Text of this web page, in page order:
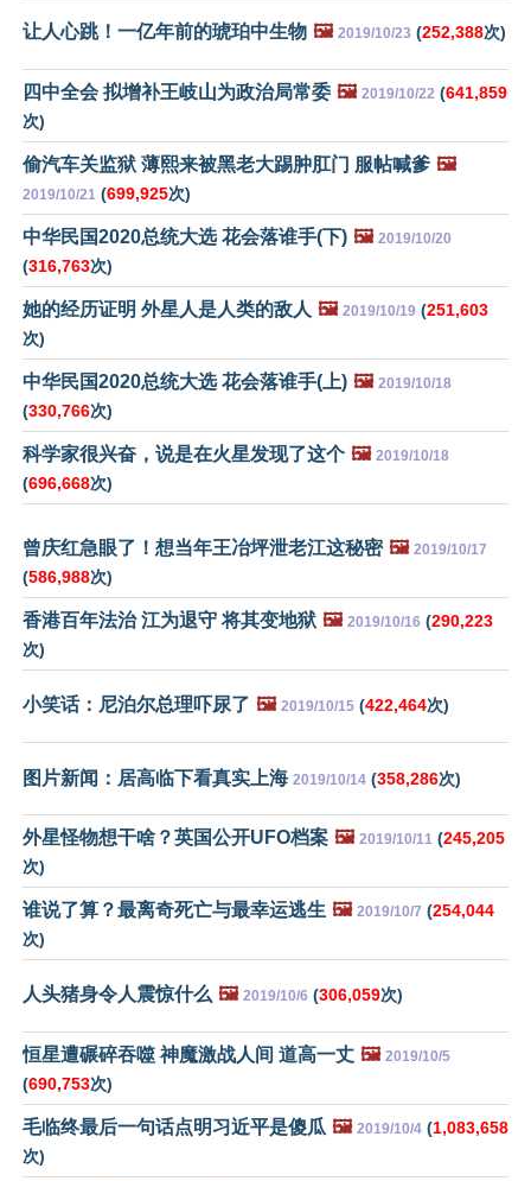
让人心跳！一亿年前的琥珀中生物 🖼️ 2019/10/23 (252,388次)
四中全会 拟增补王岐山为政治局常委 🖼️ 2019/10/22 (641,859
次)
偷汽车关监狱 薄熙来被黑老大踢肿肛门 服帖喊爹 🖼️
2019/10/21 (699,925次)
中华民国2020总统大选 花会落谁手(下) 🖼️ 2019/10/20
(316,763次)
她的经历证明 外星人是人类的敌人 🖼️ 2019/10/19 (251,603
次)
中华民国2020总统大选 花会落谁手(上) 🖼️ 2019/10/18
(330,766次)
科学家很兴奋，说是在火星发现了这个 🖼️ 2019/10/18
(696,668次)
曾庆红急眼了！想当年王冶坪泄老江这秘密 🖼️ 2019/10/17
(586,988次)
香港百年法治 江为退守 将其变地狱 🖼️ 2019/10/16 (290,223
次)
小笑话：尼泊尔总理吓尿了 🖼️ 2019/10/15 (422,464次)
图片新闻：居高临下看真实上海 2019/10/14 (358,286次)
外星怪物想干啥？英国公开UFO档案 🖼️ 2019/10/11 (245,205
次)
谁说了算？最离奇死亡与最幸运逃生 🖼️ 2019/10/7 (254,044
次)
人头猪身令人震惊什么 🖼️ 2019/10/6 (306,059次)
恒星遭碾碎吞噬 神魔激战人间 道高一丈 🖼️ 2019/10/5
(690,753次)
毛临终最后一句话点明习近平是傻瓜 🖼️ 2019/10/4 (1,083,658
次)